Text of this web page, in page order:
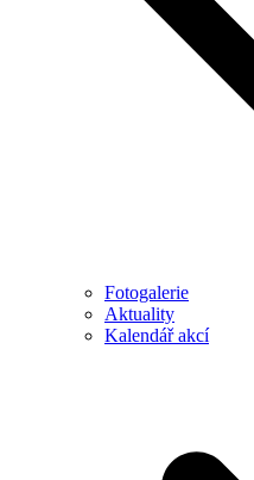
Fotogalerie
Aktuality
Kalendář akcí